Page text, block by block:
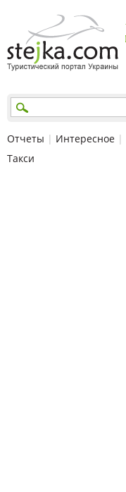
Отчеты | Интересное |
Такси